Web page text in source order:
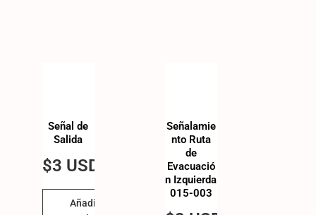
Señal de
Salida
$3 USD
Añadir
Señalamie
nto Ruta
de
Evacuació
n Izquierda
015-003